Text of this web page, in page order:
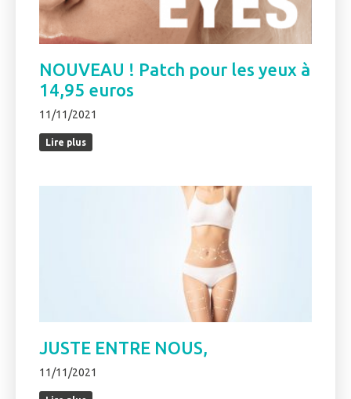
NOUVEAU ! Patch pour les yeux à
14,95 euros
11/11/2021
Lire plus
JUSTE ENTRE NOUS,
11/11/2021